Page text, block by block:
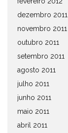
dezembro 2011
novembro 2011
outubro 2011
setembro 2011
agosto 2011
julho 2011
junho 2011
maio 2011
abril 2011